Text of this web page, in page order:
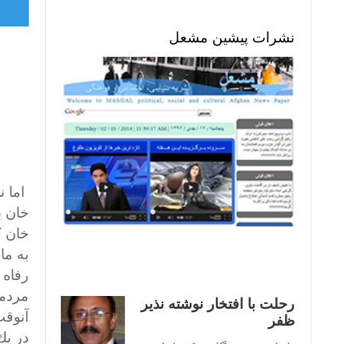
خان
خان
به
در
نشرات پیشین مشعل
رحلت با افتخار نوشته نذیر
ظفر